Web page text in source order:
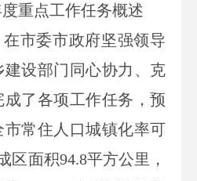
重点工作任务概述
市委市政府坚强领导
设部门同心协力、克
了各项工作任务，预
市常住人口城镇化率可
区面积94.8平方公里，